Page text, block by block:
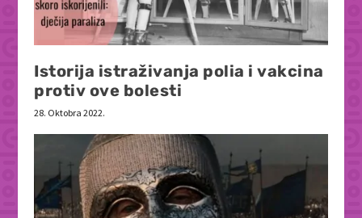
Istorija istraživanja polia i vakcina
protiv ove bolesti
28. Oktobra 2022.